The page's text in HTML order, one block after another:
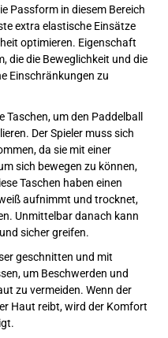
Passform in diesem Bereich
extra elastische Einsätze
optimieren. Eigenschaft
die die Beweglichkeit und die
Einschränkungen zu
Taschen, um den Paddelball
Der Spieler muss sich
da sie mit einer
sich bewegen zu können,
Taschen haben einen
aufnimmt und trocknet,
Unmittelbar danach kann
sicher greifen.
geschnitten und mit
um Beschwerden und
zu vermeiden. Wenn der
Haut reibt, wird der Komfort